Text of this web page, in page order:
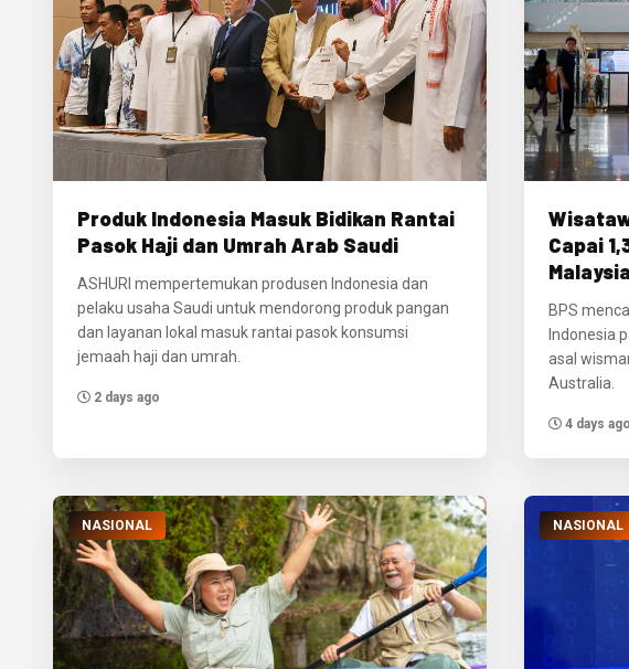
Produk Indonesia Masuk Bidikan Rantai
Pasok Haji dan Umrah Arab Saudi
ASHURI mempertemukan produsen Indonesia dan
pelaku usaha Saudi untuk mendorong produk pangan
dan layanan lokal masuk rantai pasok konsumsi
jemaah haji dan umrah.
2 days ago
Capai
BPS
Indonesia
asal
Australia.
4 days ago
NASIONAL NASIONAL